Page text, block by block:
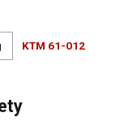
KTM 61-012